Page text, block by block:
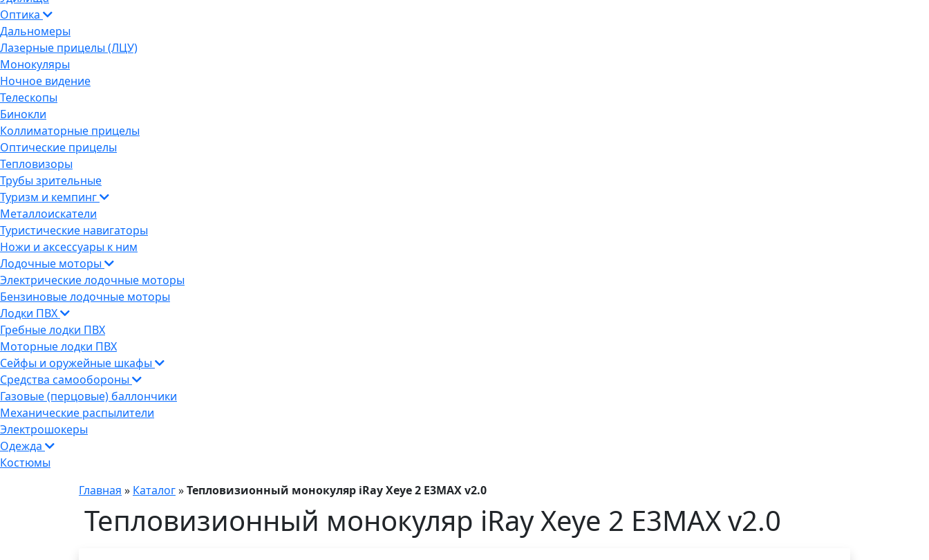
Оптика
Дальномеры
Лазерные прицелы (ЛЦУ)
Монокуляры
Ночное видение
Телескопы
Бинокли
Коллиматорные прицелы
Оптические прицелы
Тепловизоры
Трубы зрительные
Туризм и кемпинг
Металлоискатели
Туристические навигаторы
Ножи и аксессуары к ним
Лодочные моторы
Электрические лодочные моторы
Бензиновые лодочные моторы
Лодки ПВХ
Гребные лодки ПВХ
Моторные лодки ПВХ
Сейфы и оружейные шкафы
Средства самообороны
Газовые (перцовые) баллончики
Механические распылители
Электрошокеры
Одежда
Костюмы
Главная » Каталог»Тепловизионный монокуляр iRay Xeye 2 E3MAX v2.0
Тепловизионный монокуляр iRay Xeye 2 E3MAX v2.0